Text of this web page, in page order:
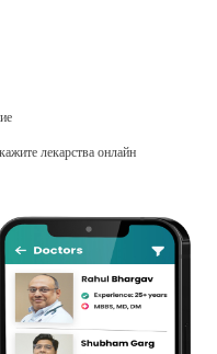
лекарства онлайн